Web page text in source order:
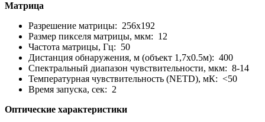
Матрица
Разрешение матрицы: 256х192
Размер пикселя матрицы, мкм: 12
Частота матрицы, Гц: 50
Дистанция обнаружения, м (объект 1,7x0.5м): 400
Спектральный диапазон чувствительности, мкм: 8-14
Температурная чувствительность (NETD), мК: <50
Время запуска, сек: 2
Оптические характеристики